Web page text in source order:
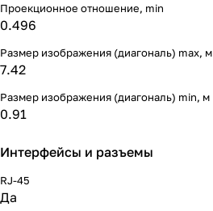
Проекционное отношение, min
0.496
Размер изображения (диагональ) max, м
7.42
Размер изображения (диагональ) min, м
0.91
Интерфейсы и разъемы
RJ-45
Да